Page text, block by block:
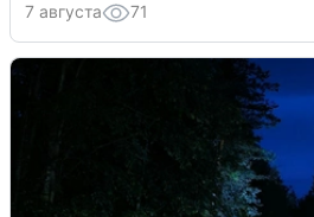
7 августа 71